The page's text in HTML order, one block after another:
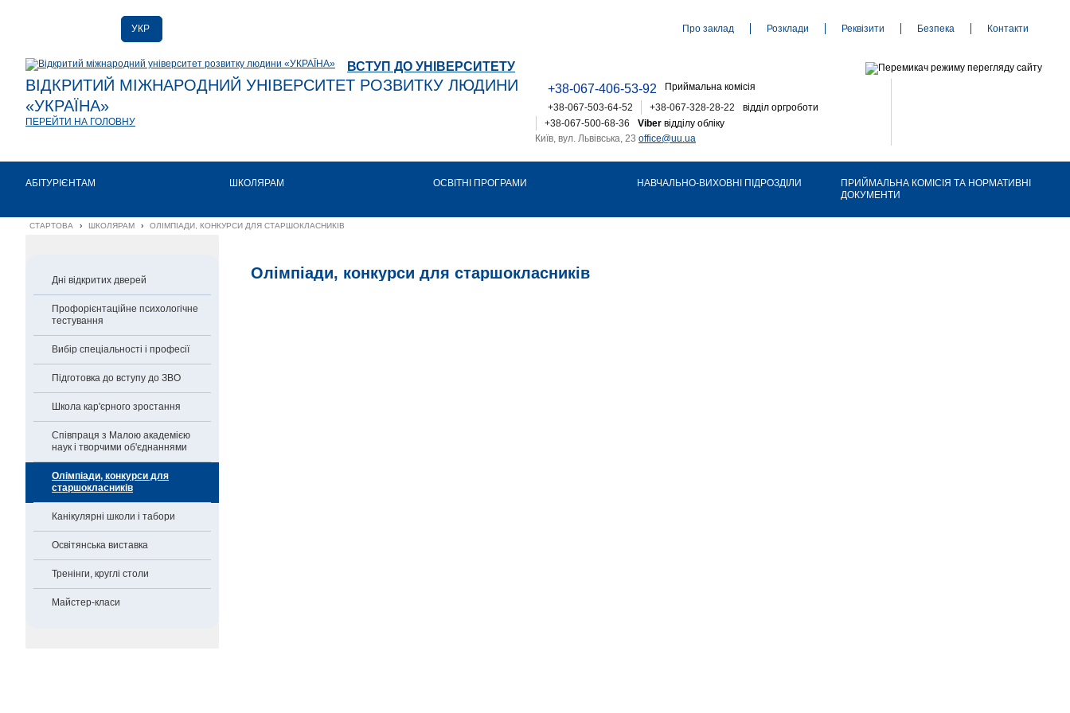
УКР
ENG
Про заклад Розклади Реквізити Безпека Контакти
ВСТУП ДО УНІВЕРСИТЕТУ
ВІДКРИТИЙ МІЖНАРОДНИЙ УНІВЕРСИТЕТ РОЗВИТКУ ЛЮДИНИ
«УКРАЇНА»
ПЕРЕЙТИ НА ГОЛОВНУ
+38-067-406-53-92
Приймальна комісія
відділ оргроботи
+38-067-503-64-52
+38-067-328-28-22
Viber відділу обліку
+38-067-500-68-36
Київ, вул. Львівська, 23 office@uu.ua
АБІТУРІЄНТАМ ШКОЛЯРАМ ОСВІТНІ ПРОГРАМИ НАВЧАЛЬНО-ВИХОВНІ ПІДРОЗДІЛИ
ПРИЙМАЛЬНА КОМІСІЯ ТА НОРМАТИВНІ
ДОКУМЕНТИ
СТАРТОВА › ШКОЛЯРАМ › ОЛІМПІАДИ, КОНКУРСИ ДЛЯ СТАРШОКЛАСНИКІВ
Дні відкритих дверей
Профорієнтаційне психологічне
тестування
Вибір спеціальності і професії
Підготовка до вступу до ЗВО
Школа кар'єрного зростання
Співпраця з Малою академією
наук і творчими об'єднаннями
Олімпіади, конкурси для
старшокласників
Канікулярні школи і табори
Освітянська виставка
Тренінги, круглі столи
Майстер-класи
Олімпіади, конкурси для старшокласників